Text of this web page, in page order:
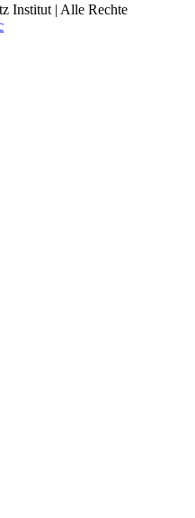
Institut | Alle Rechte